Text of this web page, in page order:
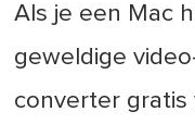
Als je een Mac
geweldige
converter gratis